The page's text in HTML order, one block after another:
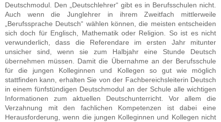
Deutschmodul. Den „Deutschlehrer“ gibt es in Berufsschulen nicht.
Auch wenn die Junglehrer in ihrem Zweitfach mittlerweile
„Berufssprache Deutsch“ wählen können, die meisten entscheiden
sich doch für Englisch, Mathematik oder Religion. So ist es nicht
verwunderlich, dass die Referendare im ersten Jahr mitunter
unsicher sind, wenn sie zum Halbjahr eine Stunde Deutsch
übernehmen müssen. Damit die Übernahme an der Berufsschule
für die jungen Kolleginnen und Kollegen so gut wie möglich
stattfinden kann, erhalten Sie von der Fachbereichsleiterin Deutsch
in einem fünfstündigen Deutschmodul an der Schule alle wichtigen
Informationen zum aktuellen Deutschunterricht. Vor allem die
Verzahnung mit den fachlichen Kompetenzen ist dabei eine
Herausforderung, wenn die jungen Kolleginnen und Kollegen nicht